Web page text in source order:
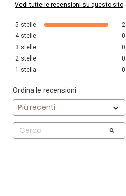
Vedi tutte le recensioni su questo sito
5 stelle
2
4 stelle
0
3 stelle
0
2 stelle
0
1 stella 0
Ordina le recensioni